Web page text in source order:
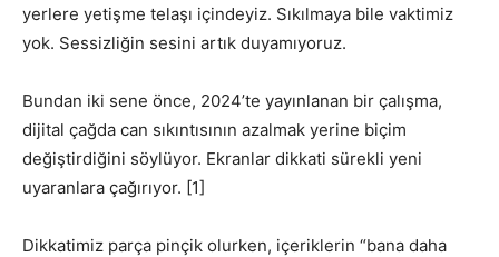
yerlere yetişme telaşı içindeyiz. Sıkılmaya bile vaktimiz
yok. Sessizliğin sesini artık duyamıyoruz.
Bundan iki sene önce, 2024’te yayınlanan bir çalışma,
dijital çağda can sıkıntısının azalmak yerine biçim
değiştirdiğini söylüyor. Ekranlar dikkati sürekli yeni
uyaranlara çağırıyor. [1]
Dikkatimiz parça pinçik olurken, içeriklerin “bana daha